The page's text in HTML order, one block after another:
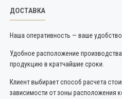
ДОСТАВКА
Наша оперативность — ваше удобство.
Удобное расположение
продукцию в кратчайшие сроки.
Клиент выбирает способ расчета
зависимости от зоны расположения